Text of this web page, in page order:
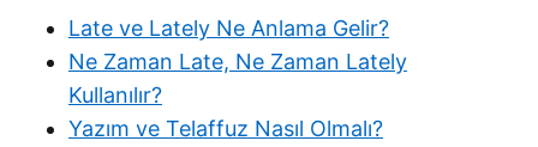
Late ve Lately Ne Anlama Gelir?
Ne Zaman Late, Ne Zaman Lately
Kullanılır?
Yazım ve Telaffuz Nasıl Olmalı?